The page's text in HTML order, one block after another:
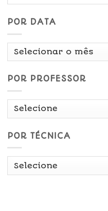
POR DATA
Por
POR PROFESSOR
POR TÉCNICA